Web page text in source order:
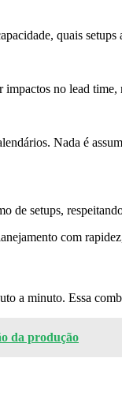
quais
no lead
Nada é
setups,
com
a minuto. Essa
da produção